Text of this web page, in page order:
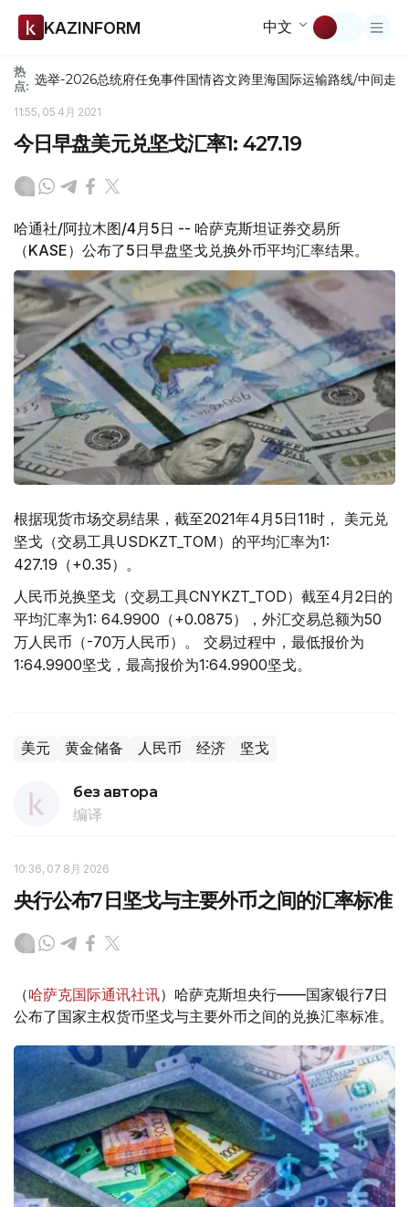
KAZINFORM 中文
热
点: 选举-2026总统府任免事件国情咨文跨里海国际运输路线/中间走廊
11:55, 05 4月 2021
今日早盘美元兑坚戈汇率1: 427.19
哈通社/阿拉木图/4月5日 -- 哈萨克斯坦证券交易所
（KASE）公布了5日早盘坚戈兑换外币平均汇率结果。
根据现货市场交易结果，截至2021年4月5日11时， 美元兑
坚戈（交易工具USDKZT_TOM）的平均汇率为1:
427.19（+0.35）。
人民币兑换坚戈（交易工具CNYKZT_TOD）截至4月2日的
平均汇率为1: 64.9900（+0.0875），外汇交易总额为50
万人民币（-70万人民币）。 交易过程中，最低报价为
1:64.9900坚戈，最高报价为1:64.9900坚戈。
美元 黄金储备 人民币 经济 坚戈
без автора
编译
10:36, 07 8月 2026
央行公布7日坚戈与主要外币之间的汇率标准
（哈萨克国际通讯社讯）哈萨克斯坦央行——国家银行7日
公布了国家主权货币坚戈与主要外币之间的兑换汇率标准。